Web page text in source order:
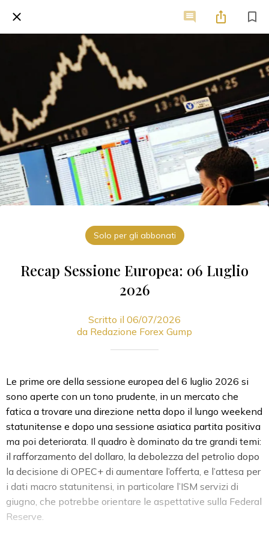
Solo per gli abbonati
Recap Sessione Europea: 06 Luglio
2026
Scritto il 06/07/2026
da Redazione Forex Gump
Le prime ore della sessione europea del 6 luglio 2026 si
sono aperte con un tono prudente, in un mercato che
fatica a trovare una direzione netta dopo il lungo weekend
statunitense e dopo una sessione asiatica partita positiva
ma poi deteriorata. Il quadro è dominato da tre grandi temi:
il rafforzamento del dollaro, la debolezza del petrolio dopo
la decisione di OPEC+ di aumentare l’offerta, e l’attesa per
i dati macro statunitensi, in particolare l’ISM servizi di
giugno, che potrebbe orientare le aspettative sulla Federal
Reserve.